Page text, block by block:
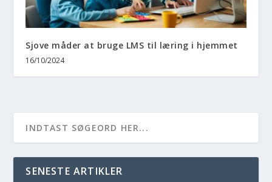
Sjove måder at bruge LMS til læring i hjemmet
16/10/2024
SENESTE ARTIKLER